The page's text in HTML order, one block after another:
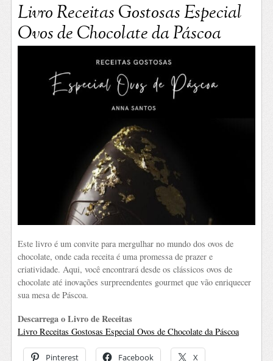
Livro Receitas Gostosas Especial
Ovos de Chocolate da Páscoa
Este livro é um convite para mergulhar no mundo dos ovos de
chocolate, onde cada receita é uma promessa de prazer e
criatividade. Aqui, você encontrará desde os clássicos ovos de
chocolate até inovações surpreendentes gourmet que vão enriquecer
sua mesa de Páscoa.
Descarrega o Livro de Receitas
Livro Receitas Gostosas Especial Ovos de Chocolate da Páscoa
Pinterest Facebook X